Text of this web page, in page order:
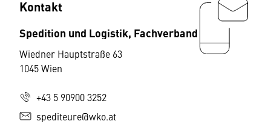
Kontakt
Spedition und Logistik, Fachverband
Wiedner Hauptstraße 63
1045 Wien
+43 5 90900 3252
spediteure@wko.at